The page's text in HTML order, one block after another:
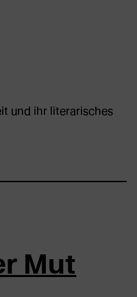
und ihr literarisches
Mut